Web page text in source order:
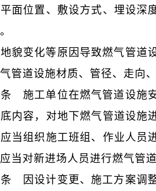
面位置、敷设方式、埋设深
貌变化等原因导致燃气管道
管道设施材质、管径、走向
施工单位在燃气管道设施
内容，对地下燃气管道设施
当组织施工班组、作业人员
当对新进场人员进行燃气管
因设计变更、施工方案调